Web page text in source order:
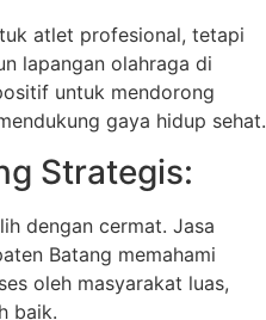
atlet profesional, tetapi
lapangan olahraga di
untuk mendorong
gaya hidup sehat.
Strategis:
dengan cermat. Jasa
Batang memahami
oleh masyarakat luas,
baik.